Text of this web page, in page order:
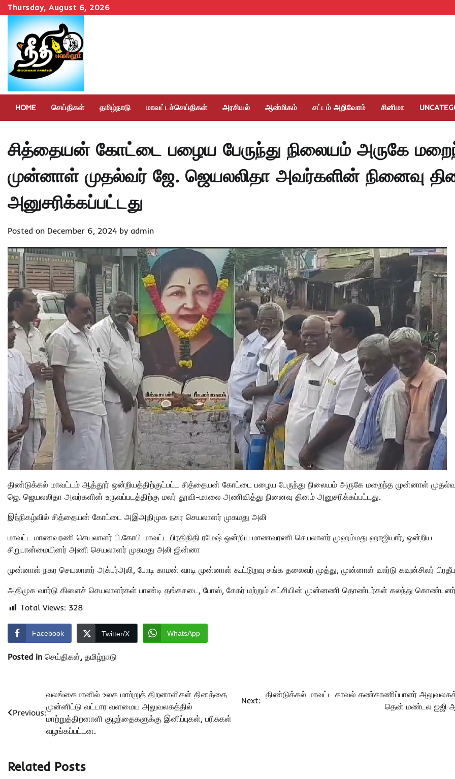
Skip
to
content
Thursday, August 6, 2026
HOME செய்திகள் தமிழ்நாடு மாவட்டச்செய்திகள் அரசியல் ஆன்மிகம் சட்டம் அறிவோம் சினிமா
சித்தையன் கோட்டை பழைய பேருந்து நிலையம் அருகே
முன்னாள் முதல்வர் ஜே. ஜெயலலிதா அவர்களின் நினைவு
அனுசரிக்கப்பட்டது
Posted on December 6, 2024 by admin
திண்டுக்கல் மாவட்டம் ஆத்தூர் ஒன்றியத்திற்குட்பட்ட சித்தையன் கோட்டை பழைய பேருந்து நிலையம் அருகே மறைந்த முன்னாள்
ஜெ. ஜெயலலிதா அவர்களின் உருவப்படத்திற்கு மலர் தூவி-மாலை அணிவித்து நினைவு தினம் அனுசரிக்கப்பட்டது.
இந்நிகழ்வில் சித்தையன் கோட்டை அஇஅதிமுக நகர செயலாளர் முகமது அலி
மாவட்ட மாணவரணி செயலாளர் பி.கோபி மாவட்ட பிரதிநிதி ரமேஷ் ஒன்றிய மாணவரணி செயலாளர் முஹம்மது ஹாஜியார், ஒன்றிய
சிறுபான்மையினர் அணி செயலாளர் முகமது அலி ஜின்னா
முன்னாள் நகர செயலாளர் அக்பர்அலி, போடி காமன் வாடி முன்னாள் கூட்டுறவு சங்க தலைவர் முத்து, முன்னாள் வார்டு கவுன்சிலர்
அதிமுக வார்டு கிளைச் செயலாளர்கள் பாண்டி தங்கசடை, போஸ், சேகர் மற்றும் கட்சியின் முன்னணி தொண்டர்கள் கலந்து
Total Views: 328
Facebook Twitter/X WhatsApp
Posted in செய்திகள், தமிழ்நாடு
navigation
Previous:
வலங்கைமானில் உலக மாற்றுத் திறனாளிகள் தினத்தை
முன்னிட்டு வட்டார வளமைய அலுவலகத்தில்
மாற்றுத்திறனாளி குழந்தைகளுக்கு இனிப்புகள், பரிசுகள்
வழங்கப்பட்டன.
Next:
திண்டுக்கல் மாவட்ட காவல் கண்காணிப்பாளர்
தென் மண்டல ஐஜி
Related Posts